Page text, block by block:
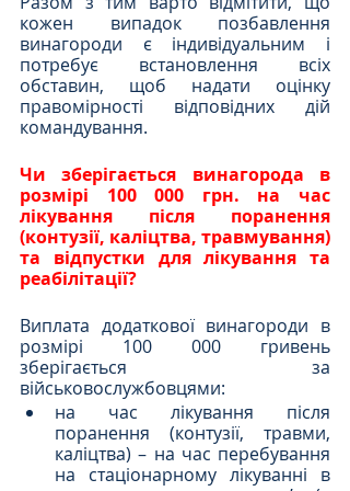
кожен випадок позбавлення
винагороди є індивідуальним і
потребує встановлення всіх
обставин, щоб надати оцінку
правомірності відповідних дій
командування.
Чи зберігається винагорода в
розмірі 100 000 грн. на час
лікування після поранення
(контузії, каліцтва, травмування)
та відпустки для лікування та
реабілітації?
Виплата додаткової винагороди в
розмірі 100 000 гривень
зберігається за
військовослужбовцями:
на час лікування після
поранення (контузії, травми,
каліцтва) – на час перебування
на стаціонарному лікуванні в